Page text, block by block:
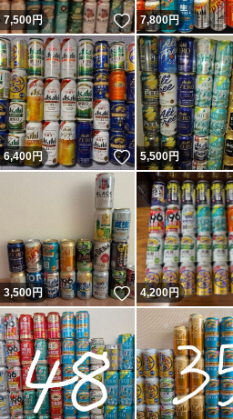
7,500円 いいね！
7,800円
6,400円 いいね！
5,500円
3,500円 いいね！
4,200円